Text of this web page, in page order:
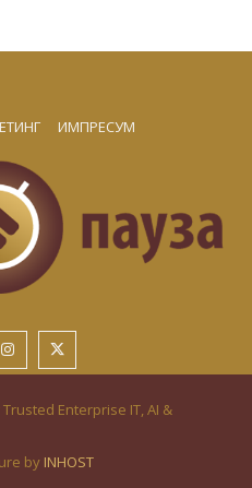
ИМПРЕСУМ
Trusted Enterprise IT, AI &
by INHOST